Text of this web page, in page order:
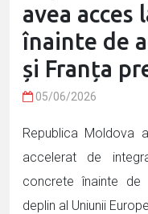
avea acces
înainte de
și Franța
05/06/2026
Republica Moldova
accelerat de
concrete înainte de
deplin al Uniunii